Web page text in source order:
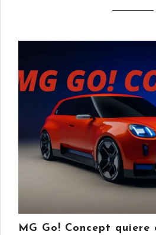
MG Go! Concept quiere